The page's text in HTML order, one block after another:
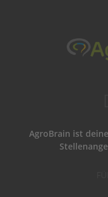
AgroBrain ist